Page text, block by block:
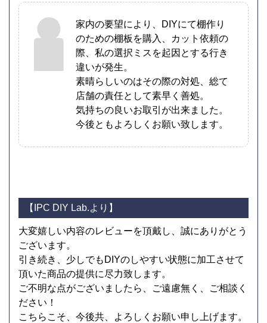
家内の要望により、DIYにて棚作り
のための棚板を購入、カット依頼の
際、私の選択ミスを起因とする行き
違いが発生。
素晴らしいのはその際の対処、総て
店舗の責任として素早く善処。
気持ちの良いお取引が出来ました。
今後ともよろしくお願い致します。
【IPC DIY Lab.より】
大変嬉しい内容のレビューを頂戴し、誠にありがとう
ございます。
引き続き、少しでもDIYのしやすい状態に加工させて
頂いた商品の提供に尽力致します。
ご不明な点がございましたら、ご遠慮無く、ご相談く
ださい！
こちらこそ、今後共、よろしくお願い申し上げます。